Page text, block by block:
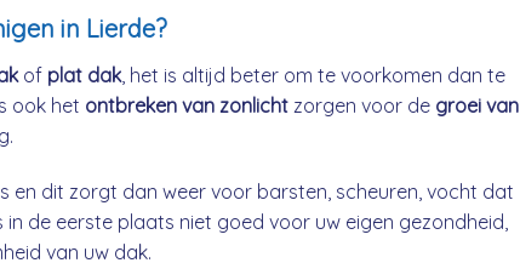
in Lierde?
of plat dak, het is altijd beter om te voorkomen dan te
ook het ontbreken van zonlicht zorgen voor de groei van
en dit zorgt dan weer voor barsten, scheuren, vocht dat
in de eerste plaats niet goed voor uw eigen gezondheid,
van uw dak.